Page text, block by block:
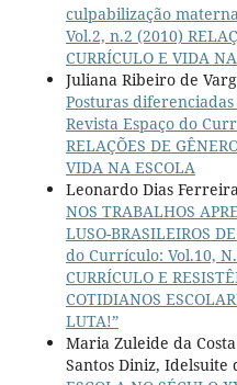
culpabilização materna
Vol.2, n.2 (2010)
CURRÍCULO E VIDA
Juliana Ribeiro de
Posturas
Revista Espaço do
RELAÇÕES DE
VIDA NA ESCOLA
Leonardo Dias
NOS TRABALHOS
LUSO-BRASILEIROS
do Currículo: Vol.10,
CURRÍCULO E
COTIDIANOS
LUTA!”
Maria Zuleide da
Santos Diniz, Idelsuite